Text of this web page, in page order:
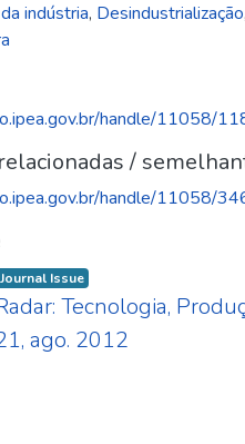
indústria, Desindustrialização,
handle/11058/
/
handle/11058/
Journal Issue
Tecnologia,
ago. 2012